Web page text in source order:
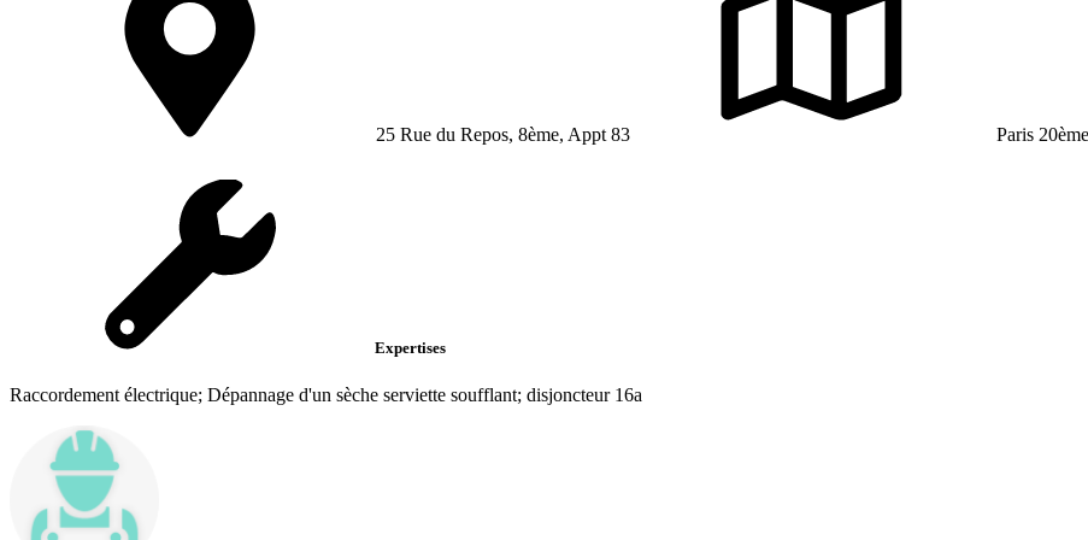
25 Rue du Repos, 8ème, Appt 83 Paris
Expertises
Raccordement électrique; Dépannage d'un sèche serviette soufflant; disjoncteur 16a